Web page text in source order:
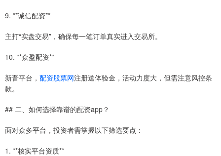
9. **诚信配资**
主打“实盘交易”，确保每一笔订单真实进入交易所。
10. **众盈配资**
新晋平台， 配资股票网注册送体验金，活动力度大，但需注意风控条
款。
## 二、如何选择靠谱的配资app？
面对众多平台，投资者需掌握以下筛选要点：
1. **核实平台资质**